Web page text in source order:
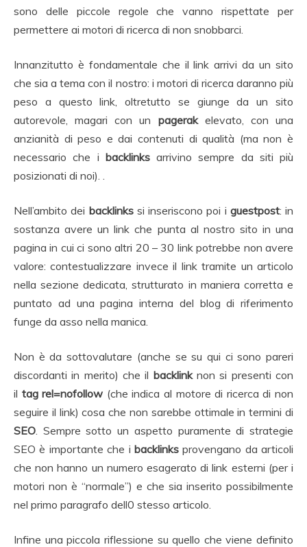
sono delle piccole regole che vanno rispettate per
permettere ai motori di ricerca di non snobbarci.
Innanzitutto è fondamentale che il link arrivi da un sito
che sia a tema con il nostro: i motori di ricerca daranno più
peso a questo link, oltretutto se giunge da un sito
autorevole, magari con un pagerakelevato, con una
anzianità di peso e dai contenuti di qualità (ma non è
necessario che i backlinksarrivino sempre da siti più
posizionati di noi). .
Nell’ambito dei backlinkssi inseriscono poi i guestpost: in
sostanza avere un link che punta al nostro sito in una
pagina in cui ci sono altri 20 – 30 link potrebbe non avere
valore: contestualizzare invece il link tramite un articolo
nella sezione dedicata, strutturato in maniera corretta e
puntato ad una pagina interna del blog di riferimento
funge da asso nella manica.
Non è da sottovalutare (anche se su qui ci sono pareri
discordanti in merito) che il backlinknon si presenti con
il tag rel=nofollow (che indica al motore di ricerca di non
seguire il link) cosa che non sarebbe ottimale in termini di
SEO . Sempre sotto un aspetto puramente di strategie
SEO è importante che i backlinksprovengano da articoli
che non hanno un numero esagerato di link esterni (per i
motori non è “normale”) e che sia inserito possibilmente
nel primo paragrafo dell0 stesso articolo.
Infine una piccola riflessione su quello che viene definito